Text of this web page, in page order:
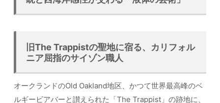
旧The Trappistの聖地に宿る、カリフォル
ニア屈指のサイゾン職人
オークランドのOld Oakland地区、かつて世界最高峰のベ
ルギービアバーと讃えられた「The Trappist」の跡地に、